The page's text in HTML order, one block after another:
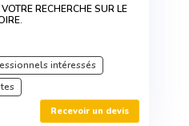
RECHERCHE SUR LE
intéressés
Recevoir un devis